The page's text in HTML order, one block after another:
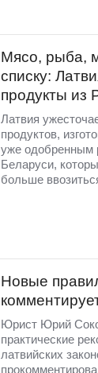
Мясо, рыба,
списку:
продукты из
Латвия
продуктов,
уже одобренным
Беларуси,
больше
Новые
Юрист Юрий
практические
латвийских